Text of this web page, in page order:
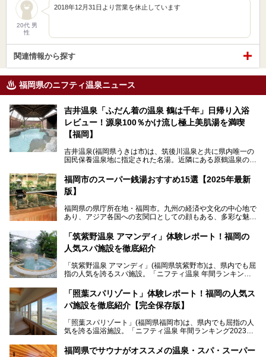
20代 男
性
2018年12月31日より営業を休止しています
関連情報から探す
福岡県のニフティ温泉ニュース
吉井温泉「ふだん着の温泉 鶴は千年」日帰り入浴
レビュー！源泉100％かけ流し極上美肌湯を満喫
【福岡】
吉井温泉(福岡県うきは市)は、筑後川温泉と共に県内唯一の
国民保養温泉地に指定された名湯。近隣にある原鶴温泉の観
す。
「ふだん着の温泉 鶴は千年」は、吉井温泉にある日帰り入
住民や温泉ファンに愛され続けています。今回は筆者自ら日
帰り入浴し、自慢の温泉を中心に詳細レビューします！
福岡市のスーパー銭湯おすすめ15選【2025年最新
版】
福岡県の県庁所在地・福岡市。九州の経済や文化の中心地で
あり、アジア各国への玄関口としての顔もある、多彩な魅力
そんな福岡市は、スーパー銭湯も多種多彩。玄界灘を眺めら
れるリゾート気分満点のスーパー銭湯から、繁華街近くのレ
いスーパー銭湯を一挙ご紹介します。
「筑紫野温泉 アマンディ」体験レポート！福岡の
人気スパ施設を徹底紹介
「筑紫野温泉 アマンディ」(福岡県筑紫野市)は、県内でも屈
指の人気を誇るスパ施設。「ニフティ温泉 年間ランキング2
入浴客で賑わっています。
そこで今回は、ニフティ温泉ライターである筆者が現地訪
ーム・併設するレストランを体験し、それらの全貌を徹底紹
介します！
「照葉スパリゾート」体験レポート！福岡の人気ス
パ施設を徹底紹介【完全保存版】
「照葉スパリゾート」(福岡県福岡市)は、県内でも屈指の人
気を誇る温浴施設。「ニフティ温泉 年間ランキング2023」
常連客で賑わっています。
福岡県でサウナがオススメの温泉・スパ・スーパー